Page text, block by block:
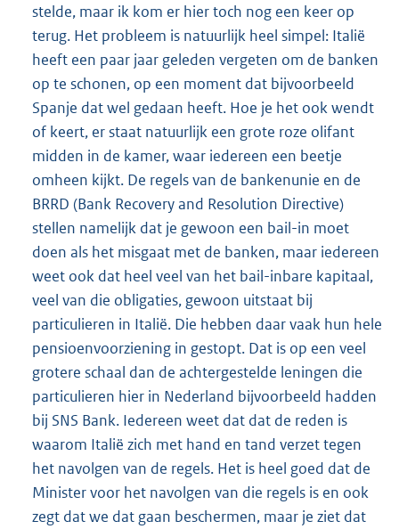
stelde, maar ik kom er hier toch nog een keer op
terug. Het probleem is natuurlijk heel simpel: Italië
heeft een paar jaar geleden vergeten om de banken
op te schonen, op een moment dat bijvoorbeeld
Spanje dat wel gedaan heeft. Hoe je het ook wendt
of keert, er staat natuurlijk een grote roze olifant
midden in de kamer, waar iedereen een beetje
omheen kijkt. De regels van de bankenunie en de
BRRD (Bank Recovery and Resolution Directive)
stellen namelijk dat je gewoon een bail-in moet
doen als het misgaat met de banken, maar iedereen
weet ook dat heel veel van het bail-inbare kapitaal,
veel van die obligaties, gewoon uitstaat bij
particulieren in Italië. Die hebben daar vaak hun hele
pensioenvoorziening in gestopt. Dat is op een veel
grotere schaal dan de achtergestelde leningen die
particulieren hier in Nederland bijvoorbeeld hadden
bij SNS Bank. Iedereen weet dat dat de reden is
waarom Italië zich met hand en tand verzet tegen
het navolgen van de regels. Het is heel goed dat de
Minister voor het navolgen van die regels is en ook
zegt dat we dat gaan beschermen, maar je ziet dat